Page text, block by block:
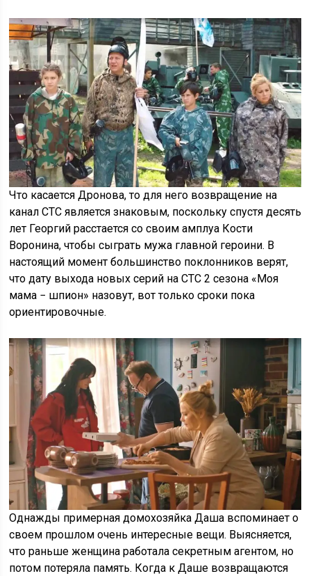
Что касается Дронова, то для него возвращение на
канал СТС является знаковым, поскольку спустя десять
лет Георгий расстается со своим амплуа Кости
Воронина, чтобы сыграть мужа главной героини. В
настоящий момент большинство поклонников верят,
что дату выхода новых серий на СТС 2 сезона «Моя
мама − шпион» назовут, вот только сроки пока
ориентировочные.
Однажды примерная домохозяйка Даша вспоминает о
своем прошлом очень интересные вещи. Выясняется,
что раньше женщина работала секретным агентом, но
потом потеряла память. Когда к Даше возвращаются